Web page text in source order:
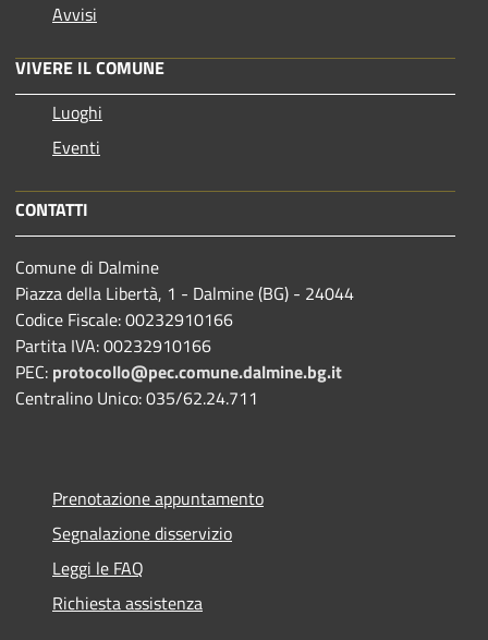
Avvisi
VIVERE IL COMUNE
Luoghi
Eventi
CONTATTI
Comune di Dalmine
Piazza della Libertà, 1 - Dalmine (BG) - 24044
Codice Fiscale: 00232910166
Partita IVA: 00232910166
PEC: protocollo@pec.comune.dalmine.bg.it
Centralino Unico: 035/62.24.711
Prenotazione appuntamento
Segnalazione disservizio
Leggi le FAQ
Richiesta assistenza